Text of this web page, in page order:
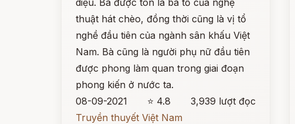
diệu. Bà được tôn là bà tổ của nghệ
thuật hát chèo, đồng thời cũng là vị tổ
nghề đầu tiên của ngành sân khấu Việt
Nam. Bà cũng là người phụ nữ đầu tiên
được phong làm quan trong giai đoạn
phong kiến ở nước ta.
08-09-2021
⭐ 4.8
3,939 lượt đọc
Truyền thuyết Việt Nam